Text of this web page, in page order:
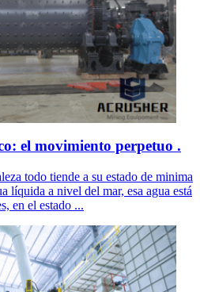
el movimiento perpetuo .
todo tiende a su estado de minima
líquida a nivel del mar, esa agua está
en el estado ...